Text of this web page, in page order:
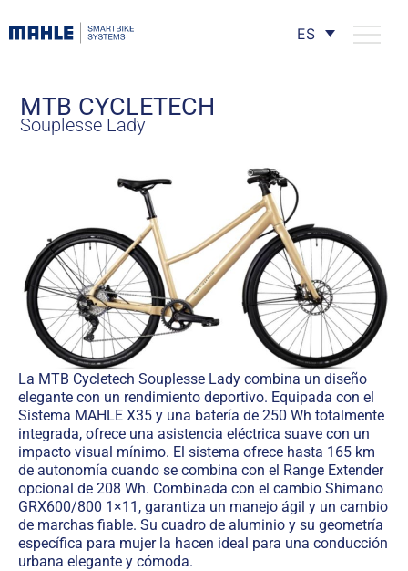
ES
MTB CYCLETECH
Souplesse Lady
La MTB Cycletech Souplesse Lady combina un diseño
elegante con un rendimiento deportivo. Equipada con el
Sistema MAHLE X35 y una batería de 250 Wh totalmente
integrada, ofrece una asistencia eléctrica suave con un
impacto visual mínimo. El sistema ofrece hasta 165 km
de autonomía cuando se combina con el Range Extender
opcional de 208 Wh. Combinada con el cambio Shimano
GRX600/800 1×11, garantiza un manejo ágil y un cambio
de marchas fiable. Su cuadro de aluminio y su geometría
específica para mujer la hacen ideal para una conducción
urbana elegante y cómoda.